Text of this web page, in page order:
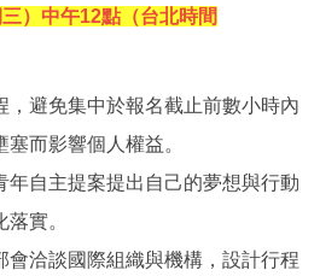
）中午12點（台北時間
，避免集中於報名截止前數小時內
而影響個人權益。
自主提案提出自己的夢想與行動
實。
洽談國際組織與機構，設計行程